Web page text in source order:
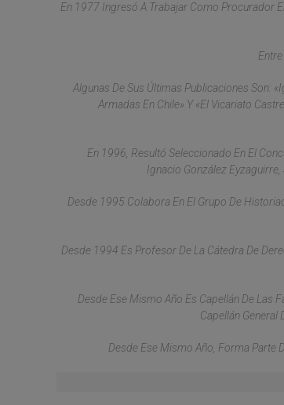
En 1977 Ingresó A Trabajar Como Procurador
Algunas De Sus Últimas Publicaciones Son:
Armadas En Chile» Y «El Vicariato
En 1996, Resultó Seleccionado En El
Ignacio González
Desde 1995 Colabora En El Grupo De
Desde 1994 Es Profesor De La Cátedra De
Desde Ese Mismo Año Es Capellán De Las
Capellán General
Desde Ese Mismo Año, Forma Parte